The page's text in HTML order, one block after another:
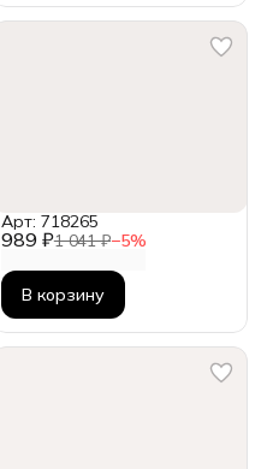
989 ₽1 041 ₽−5%
Арт: 718265
В корзину